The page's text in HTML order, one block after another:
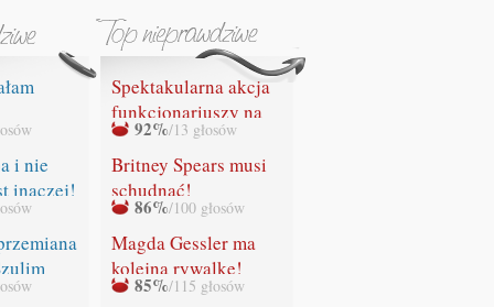
SIĘ"
i nie
inaczej!
Spektakularna akcja
funkcjonariuszy na
lotnisku w Gdańsku.
Służby celne
przechwyciły
bezcenny obraz
Leonardo da Vinci z
rąk rosyjskiego
przemytnika!
92%/13 głosów
Britney Spears musi
schudnąć!
86%/100 głosów
Magda Gessler ma
kolejną rywalkę!
85%/115 głosów